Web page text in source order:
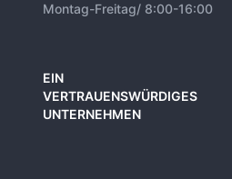
Montag-Freitag/ 8:00-16:00
EIN
VERTRAUENSWÜRDIGES
UNTERNEHMEN